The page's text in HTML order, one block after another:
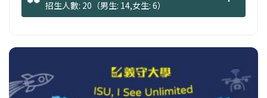
招生人數: 20（男生: 14,女生: 6）